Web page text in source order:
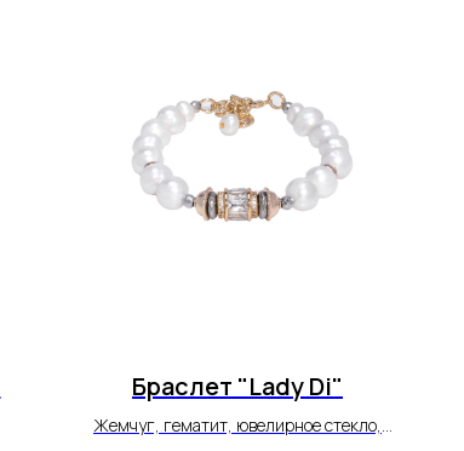
Браслет "Lady Di"
Жемчуг, гематит, ювелирное стекло,